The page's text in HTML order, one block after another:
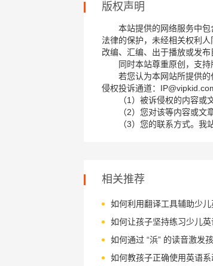
版权声明
本站提供的网络服务中
法律的保护，未经相关权利
改编、汇编、出于播放或发布
同时本站尊重原创，支持
若您认为本网站所提供的
侵权投诉通道：
（1）被诉侵权的内容或
（2）您对该等内容或文
（3）您的联系方式。我
相关推荐
如何利用翻译工具辅助少
如何让孩子坚持练习少儿英
如何通过 “浜” 的读音激发
如何教孩子正确使用英语系